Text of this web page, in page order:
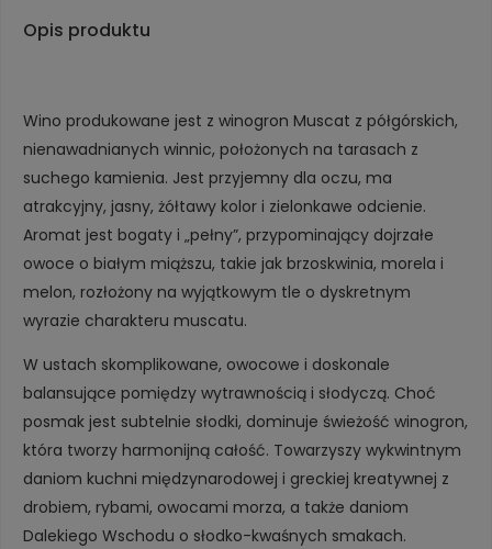
Opis produktu
Wino produkowane jest z winogron Muscat z półgórskich,
nienawadnianych winnic, położonych na tarasach z
suchego kamienia. Jest przyjemny dla oczu, ma
atrakcyjny, jasny, żółtawy kolor i zielonkawe odcienie.
Aromat jest bogaty i „pełny”, przypominający dojrzałe
owoce o białym miąższu, takie jak brzoskwinia, morela i
melon, rozłożony na wyjątkowym tle o dyskretnym
wyrazie charakteru muscatu.
W ustach skomplikowane, owocowe i doskonale
balansujące pomiędzy wytrawnością i słodyczą. Choć
posmak jest subtelnie słodki, dominuje świeżość winogron,
która tworzy harmonijną całość. Towarzyszy wykwintnym
daniom kuchni międzynarodowej i greckiej kreatywnej z
drobiem, rybami, owocami morza, a także daniom
Dalekiego Wschodu o słodko-kwaśnych smakach.